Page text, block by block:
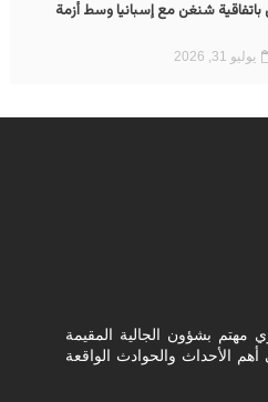
باتفاقية شنغن مع إسبانيا وسط أزمة
يوليو 31, 2026
مهتم بشؤون الجالية المقيمة
الأحداث والحوادث الواقعة